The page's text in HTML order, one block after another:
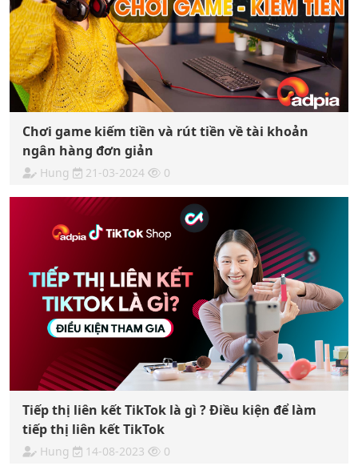
Chơi game kiếm tiền và rút tiền về tài khoản
ngân hàng đơn giản
Hung 21-03-2024 0
Tiếp thị liên kết TikTok là gì ? Điều kiện để làm
tiếp thị liên kết TikTok
Hung 14-08-2023 0